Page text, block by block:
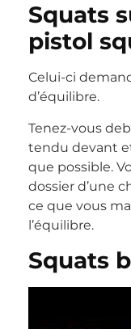
Squats
pistol
Celui-ci
d’équilibre.
Tenez-vous
tendu devant
que possible.
dossier d’une
ce que vous
l’équilibre.
Squats